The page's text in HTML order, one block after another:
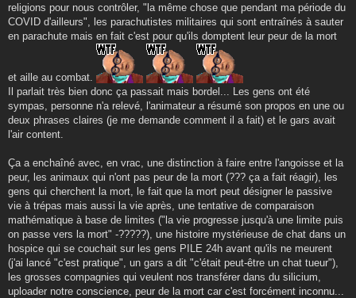
religions pour nous contrôler, "la même chose que pendant ma période du
COVID d'ailleurs", les parachutistes militaires qui sont entraînés à sauter
en parachute mais en fait c'est pour qu'ils domptent leur peur de la mort
et aille au combat.
Il parlait très bien donc ça passait mais bordel... Les gens ont été
sympas, personne n'a relevé, l'animateur a résumé son propos en une ou
deux phrases claires (je me demande comment il a fait) et le gars avait
l'air content.
Ça a enchaîné avec, en vrac, une distinction à faire entre l'angoisse et la
peur, les animaux qui n'ont pas peur de la mort (??? ça a fait réagir), les
gens qui cherchent la mort, le fait que la mort peut désigner le passive
vie à trépas mais aussi la vie après, une tentative de comparaison
mathématique à base de limites ("la vie progresse jusqu'à une limite puis
on passe vers la mort" -?????), une histoire mystérieuse de chat dans un
hospice qui se couchait sur les gens PILE 24h avant qu'ils ne meurent
(j'ai lancé "c'est pratique", un gars a dit "c'était peut-être un chat tueur"),
les grosses compagnies qui veulent nos transférer dans du silicium,
uploader notre conscience, peur de la mort car c'est forcément inconnu...